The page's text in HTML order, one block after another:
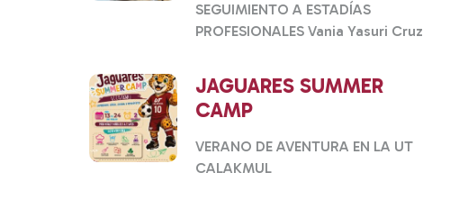
SEGUIMIENTO A ESTADÍAS
PROFESIONALES Vania Yasuri Cruz
JAGUARES SUMMER
CAMP
VERANO DE AVENTURA EN LA UT
CALAKMUL